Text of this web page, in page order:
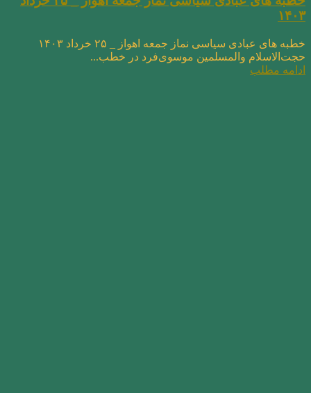
۱۴۰۳
خطبه های عبادی سیاسی نماز جمعه اهواز _ ۲۵ خرداد ۱۴۰۳
حجت‌الاسلام والمسلمین موسوی‌فرد در خطب...
ادامه مطلب